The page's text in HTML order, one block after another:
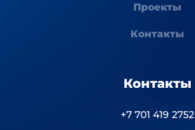
Проекты
Контакты
Контакты
+7 701 419 2752